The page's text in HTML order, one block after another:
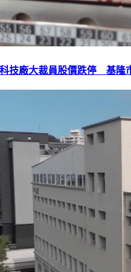
技廠大裁員股價跌停 基隆